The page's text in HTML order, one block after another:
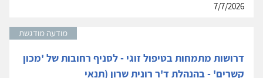
7/7/2026
מודעה מודגשת
דרושות מתמחות בטיפול זוגי - לסניף רחובות של 'מכון
קשרים' - בהנהלת ד'ר רונית שרון (תנאי